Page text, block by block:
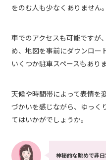
をのむ人も少なくありません。
車でのアクセスも可能ですが
め、地図を事前にダウンロー
いくつか駐車スペースもありま
天候や時間帯によって表情を
づかいを感じながら、ゆっく
てはいかがでしょうか。
神秘的な眺めで非